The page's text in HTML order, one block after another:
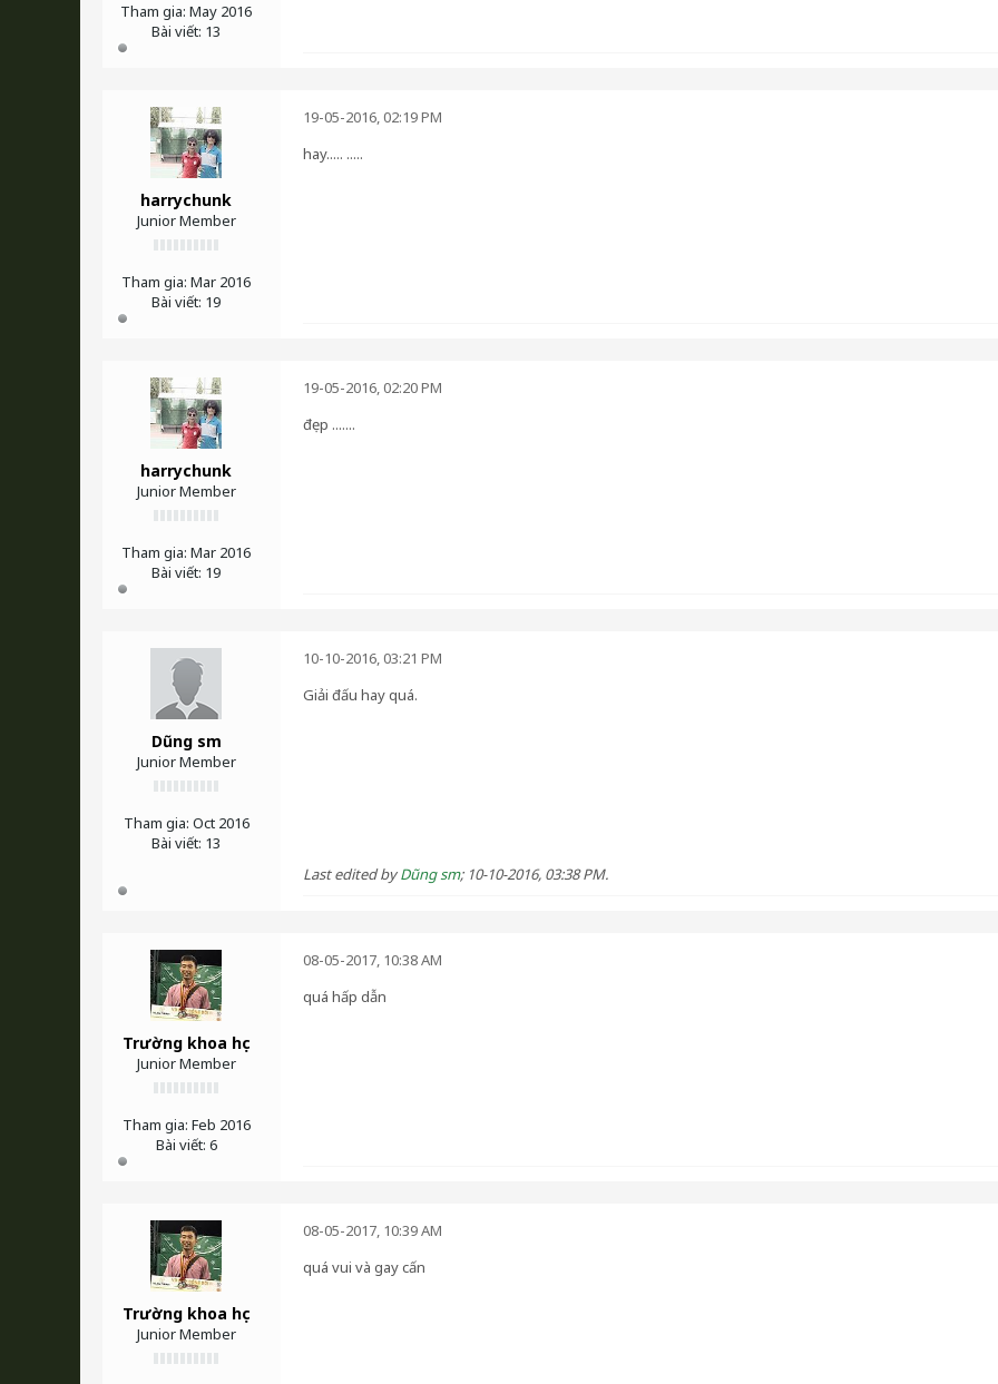
Tham gia: May 2016
Bài viết: 13
harrychunk
Junior Member
Tham gia: Mar 2016
Bài viết: 19
19-05-2016, 02:19 PM
hay..... .....
harrychunk
Junior Member
Tham gia: Mar 2016
Bài viết: 19
19-05-2016, 02:20 PM
đẹp .......
Dũng sm
Junior Member
Tham gia: Oct 2016
Bài viết: 13
10-10-2016, 03:21 PM
Giải đấu hay quá.
Last edited byDũng sm; 10-10-2016, 03:38 PM.
Trường khoa học
Junior Member
Tham gia: Feb 2016
Bài viết: 6
08-05-2017, 10:38 AM
quá hấp dẫn
Trường khoa học
Junior Member
08-05-2017, 10:39 AM
quá vui và gay cấn